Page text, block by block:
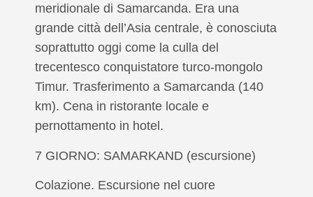
meridionale di Samarcanda. Era una
grande città dell’Asia centrale, è conosciuta
soprattutto oggi come la culla del
trecentesco conquistatore turco-mongolo
Timur. Trasferimento a Samarcanda (140
km). Cena in ristorante locale e
pernottamento in hotel.
7 GIORNO: SAMARKAND (escursione)
Colazione. Escursione nel cuore